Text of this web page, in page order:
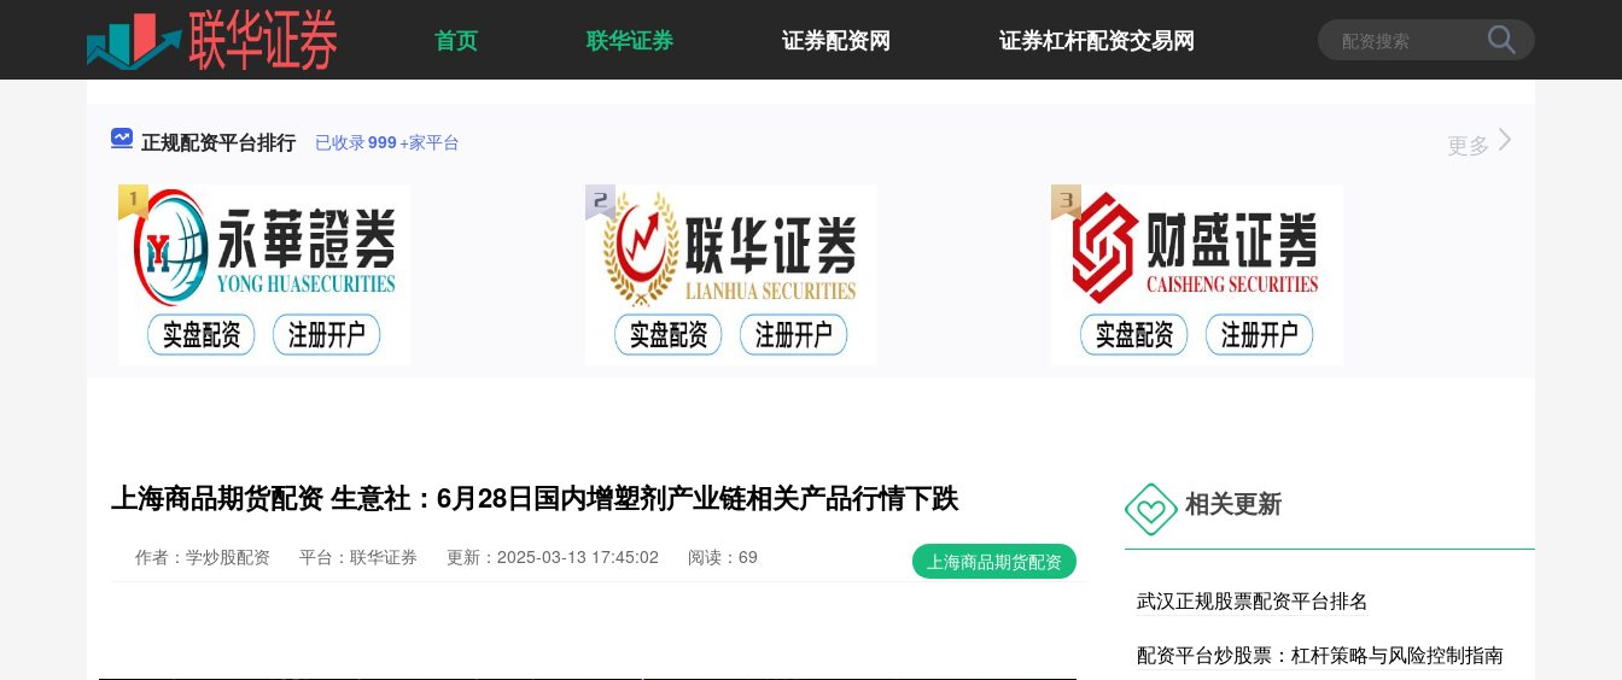
首页 联华证券 证券配资网 证券杠杆配资交易网
正规配资平台排行 已收录999+家平台 更多
上海商品期货配资 生意社：6月28日国内增塑剂产业链相关产品行情下跌
上海商品期货配资
作者：学炒股配资 平台：联华证券 更新：2025-03-13 17:45:02 阅读：69
相关更新
武汉正规股票配资平台排名
配资平台炒股票：杠杆策略与风险控制指南